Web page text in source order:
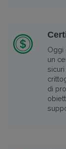
Oggi
un
di